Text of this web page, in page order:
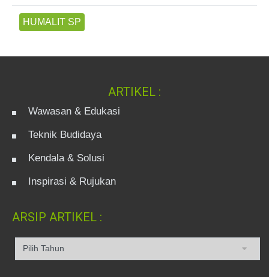
HUMALIT SP
ARTIKEL :
Wawasan & Edukasi
Teknik Budidaya
Kendala & Solusi
Inspirasi & Rujukan
ARSIP ARTIKEL :